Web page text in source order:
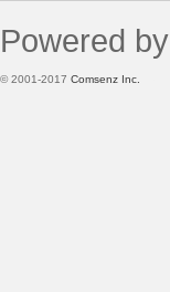
Powered by
© 2001-2017 Comsenz Inc.